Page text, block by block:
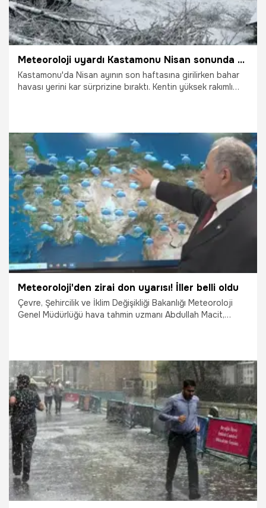
Meteoroloji uyardı Kastamonu Nisan sonunda kar sürprizi yaşadı
Kastamonu'da Nisan ayının son haftasına girilirken bahar
havası yerini kar sürprizine bıraktı. Kentin yüksek rakımlı
22.04.2026 Gündem
Meteoroloji'den zirai don uyarısı! İller belli oldu
Çevre, Şehircilik ve İklim Değişikliği Bakanlığı Meteoroloji
Genel Müdürlüğü hava tahmin uzmanı Abdullah Macit,
7.04.2026 Gündem